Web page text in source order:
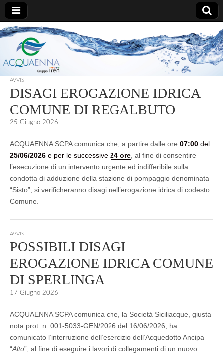
AcquaEnna
AVVISI
DISAGI EROGAZIONE IDRICA
COMUNE DI REGALBUTO
25 Giugno 2026
ACQUAENNA SCPA comunica che, a partire dalle ore 07:00 del
25/06/2026 e per le successive 24 ore , al fine di consentire
l’esecuzione di un intervento urgente ed indifferibile sulla
condotta di adduzione della stazione di pompaggio denominata
“Sisto”, si verificheranno disagi nell’erogazione idrica di codesto
Comune.
AVVISI
POSSIBILI DISAGI
EROGAZIONE IDRICA COMUNE
DI SPERLINGA
17 Giugno 2026
ACQUAENNA SCPA comunica che, la Società Siciliacque, giusta
nota prot. n. 001-5033-GEN/2026 del 16/06/2026, ha
comunicato l’interruzione dell’esercizio dell’Acquedotto Ancipa
“Alto”, al fine di eseguire i lavori di collegamenti di un nuovo